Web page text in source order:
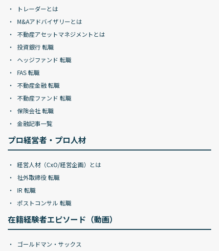
トレーダーとは
M&Aアドバイザリーとは
不動産アセットマネジメントとは
投資銀行 転職
ヘッジファンド 転職
FAS 転職
不動産金融 転職
不動産ファンド 転職
保険会社 転職
金融記事一覧
プロ経営者・プロ人材
経営人材（CxO/経営企画）とは
社外取締役 転職
IR 転職
ポストコンサル 転職
在籍経験者エピソード（動画）
ゴールドマン・サックス